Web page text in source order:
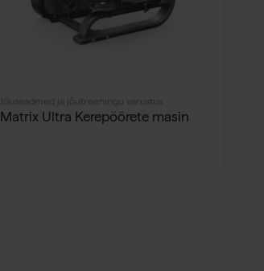
Jõuseadmed ja jõutreeningu varustus
Matrix Ultra Kerepöörete masin